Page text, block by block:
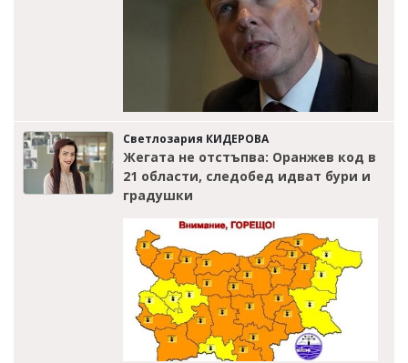
Светлозария КИДЕРОВА
Жегата не отстъпва: Оранжев код в
21 области, следобед идват бури и
градушки